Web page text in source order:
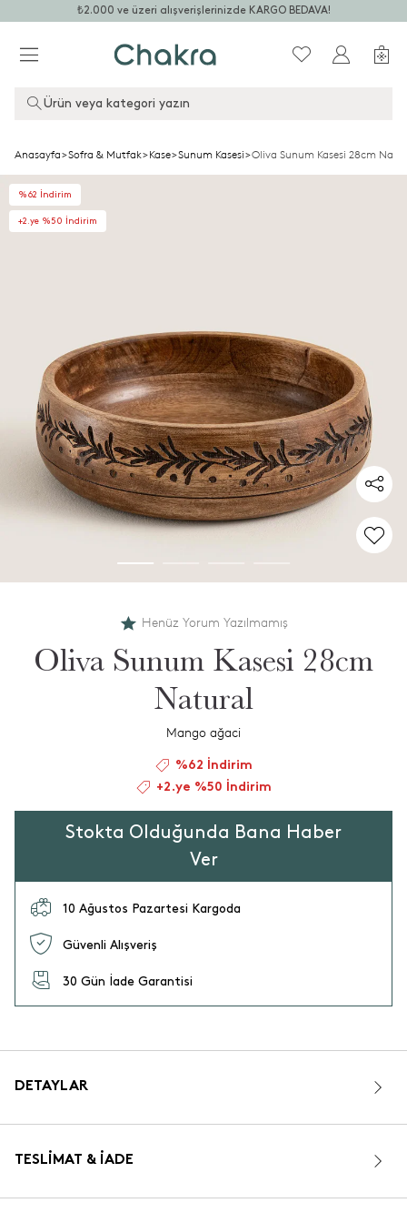
₺2.000 ve üzeri alışverişlerinizde KARGO BEDAVA!
Ürün veya kategori yazın
Anasayfa>Sofra & Mutfak>Kase>Sunum Kasesi>Oliva Sunum Kasesi 28cm
%62 İndirim
+2.ye %50 İndirim
Henüz Yorum Yazılmamış
Oliva Sunum Kasesi 28cm
Natural
Mango ağaci
%62 İndirim
+2.ye %50 İndirim
Stokta Olduğunda Bana Haber
Ver
10 Ağustos Pazartesi Kargoda
Güvenli Alışveriş
30 Gün İade Garantisi
DETAYLAR
TESLIMAT & İADE